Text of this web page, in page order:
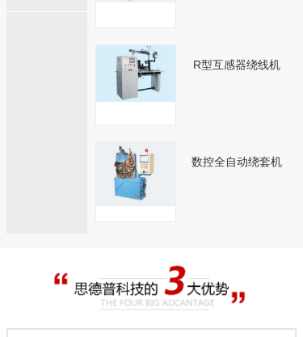
R型互感器绕线机
数控全自动绕套机